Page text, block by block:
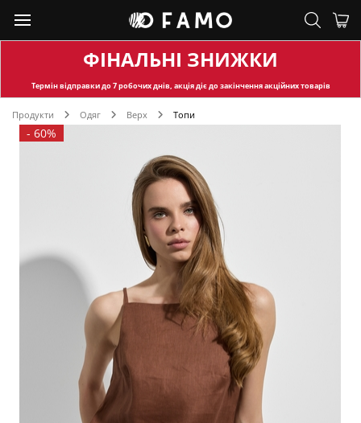
ФІНАЛЬНІ ЗНИЖКИ
Термін відправкидо 7 робочих днів, акція діє до закінчення акційних товарів
Продукти Одяг Верх Топи
- 60%